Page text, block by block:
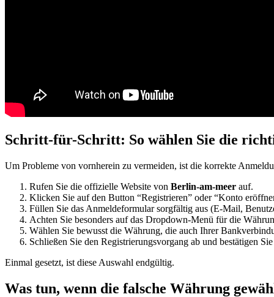
Schritt-für-Schritt: So wählen Sie die
Um Probleme von vornherein zu vermeiden, ist die korrekte
Rufen Sie die offizielle Website von Berlin-am-meer auf.
Klicken Sie auf den Button “Registrieren” oder “Konto
Füllen Sie das Anmeldeformular sorgfältig aus (E-Mail,
Achten Sie besonders auf das Dropdown-Menü für die
Wählen Sie bewusst die Währung, die auch Ihrer
Schließen Sie den Registrierungsvorgang ab und bestätigen
Einmal gesetzt, ist diese Auswahl endgültig.
Was tun, wenn die falsche Währung